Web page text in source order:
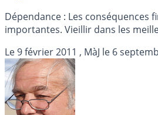
Dépendance : Les conséquences
importantes. Vieillir dans les
Malheureusement, nous aurons
besoin un jour au minimum d’une
Quelles sont les solutions pour
indispensables et coûteux ? Zoom
nous concerne tous...
Le9 février 2011 , MàJ le 6